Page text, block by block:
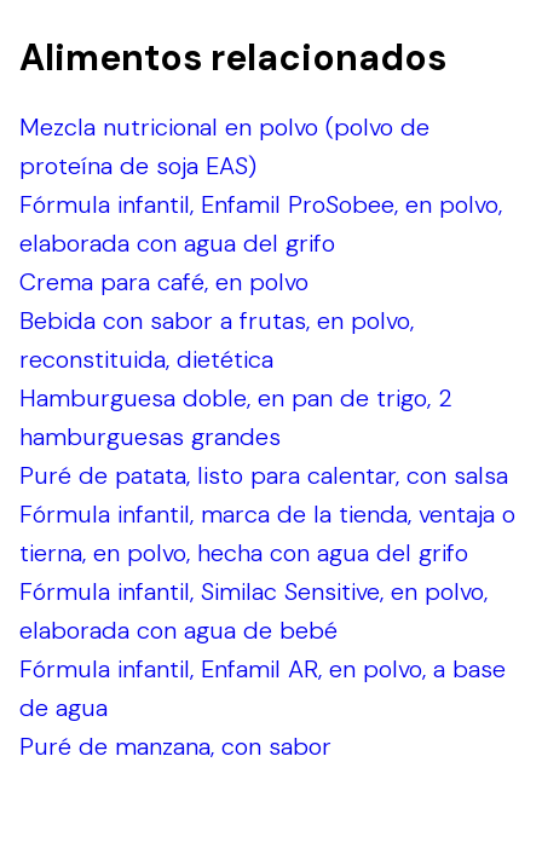
Alimentos relacionados
Mezcla nutricional en polvo (polvo de
proteína de soja EAS)
Fórmula infantil, Enfamil ProSobee, en polvo,
elaborada con agua del grifo
Crema para café, en polvo
Bebida con sabor a frutas, en polvo,
reconstituida, dietética
Hamburguesa doble, en pan de trigo, 2
hamburguesas grandes
Puré de patata, listo para calentar, con salsa
Fórmula infantil, marca de la tienda, ventaja o
tierna, en polvo, hecha con agua del grifo
Fórmula infantil, Similac Sensitive, en polvo,
elaborada con agua de bebé
Fórmula infantil, Enfamil AR, en polvo, a base
de agua
Puré de manzana, con sabor